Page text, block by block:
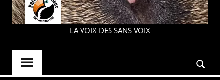
PAROLE
LA VOIX DES SANS VOIX